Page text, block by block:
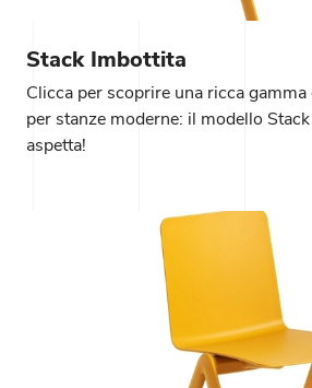
Stack Imbottita
Clicca per scoprire una ricca
per stanze moderne: il modello
aspetta!